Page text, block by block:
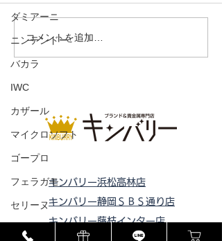
ダミアーニ
ニンテンドー
バカラ
IWC
カザール
マイクロソフト
ゴープロ
フェラガモ
セリーヌ
ラドー
コメントを追加…
キンバリー浜松高林店
キンバリー静岡ＳＢＳ通り店
キンバリー藤枝インター店